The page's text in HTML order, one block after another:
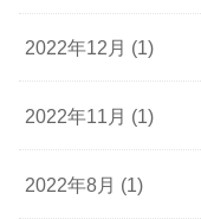
2022年12月 (1)
2022年11月 (1)
2022年8月 (1)